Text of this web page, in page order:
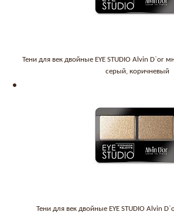
Тени для век двойные EYE STUDIO Alvin D`or
серый, коричневый
Тени для век двойные EYE STUDIO Alvin